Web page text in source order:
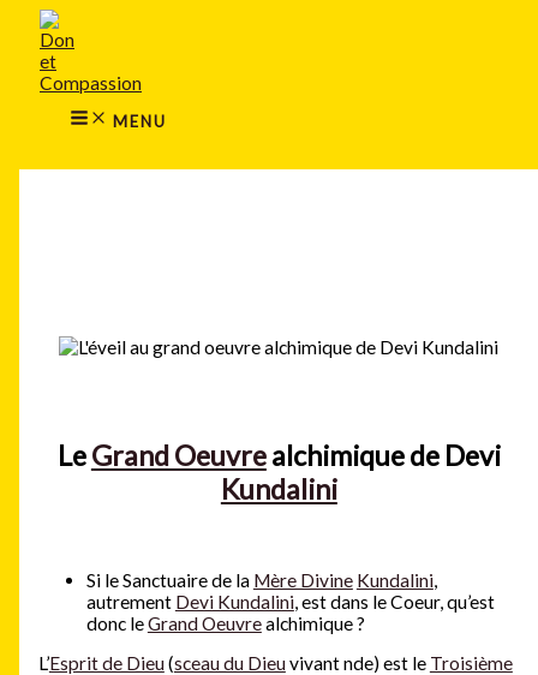
Aller
contenu
MENU
LeGrand Oeuvrealchimique de Devi
Kundalini
Si le Sanctuaire de la Mère Divine Kundalini,
autrement Devi Kundalini, est dans le Coeur, qu’est
donc leGrand Oeuvrealchimique ?
L’Esprit de Dieu(sceau du Dieuvivant nde) est le Troisième